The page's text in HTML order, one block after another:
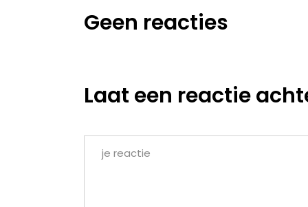
Geen reacties
Laat een reactie